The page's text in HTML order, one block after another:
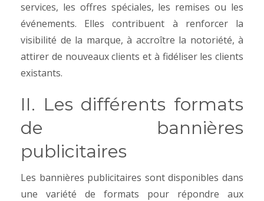
services, les offres spéciales, les remises ou les
événements. Elles contribuent à renforcer la
visibilité de la marque, à accroître la notoriété, à
attirer de nouveaux clients et à fidéliser les clients
existants.
II. Les différents formats
de bannières
publicitaires
Les bannières publicitaires sont disponibles dans
une variété de formats pour répondre aux